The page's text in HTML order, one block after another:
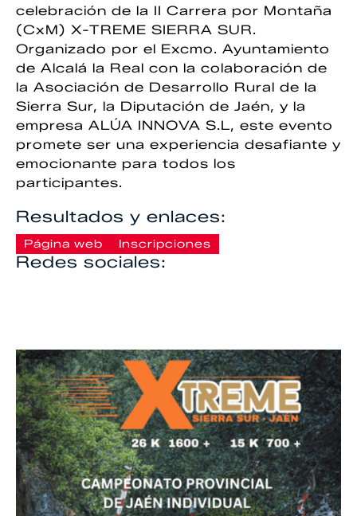
celebración de la II Carrera por Montaña
(CxM) X-TREME SIERRA SUR.
Organizado por el Excmo. Ayuntamiento
de Alcalá la Real con la colaboración de
la Asociación de Desarrollo Rural de la
Sierra Sur, la Diputación de Jaén, y la
empresa ALÚA INNOVA S.L, este evento
promete ser una experiencia desafiante y
emocionante para todos los
participantes.
Resultados y enlaces:
Página web Inscripciones
Redes sociales: